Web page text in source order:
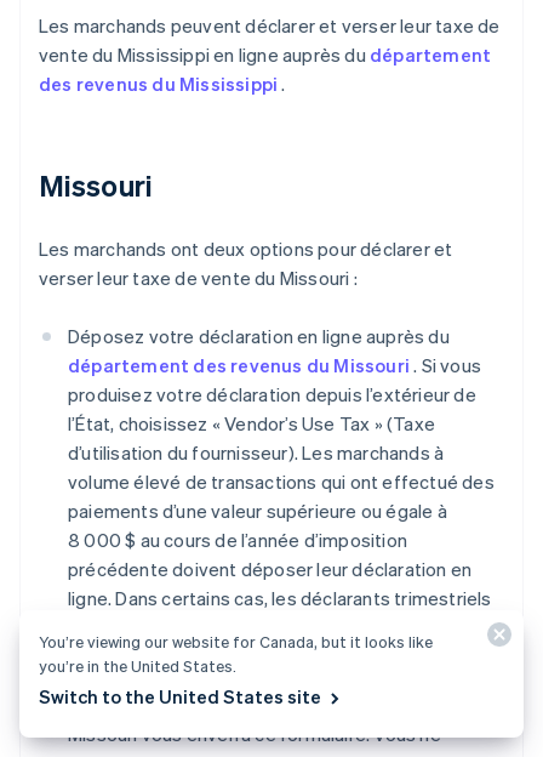
Les marchands peuvent déclarer et verser leur taxe de
vente du Mississippi en ligne auprès du département
des revenus du Mississippi.
Missouri
Les marchands ont deux options pour déclarer et
verser leur taxe de vente du Missouri :
Déposez votre déclaration en ligne auprès du
département des revenus du Missouri. Si vous
produisez votre déclaration depuis l’extérieur de
l’État, choisissez « Vendor’s Use Tax » (Taxe
d’utilisation du fournisseur). Les marchands à
volume élevé de transactions qui ont effectué des
paiements d’une valeur supérieure ou égale à
8 000 $ au cours de l’année d’imposition
précédente doivent déposer leur déclaration en
ligne. Dans certains cas, les déclarants trimestriels
Envoyez votre déclaration par la poste à l’aide du
formulaire 53-1. Le département des revenus du
Missouri vous enverra ce formulaire. Vous ne
You’re viewing our website for Canada, but it looks like
you’re in the United States.
Switch to the United States site